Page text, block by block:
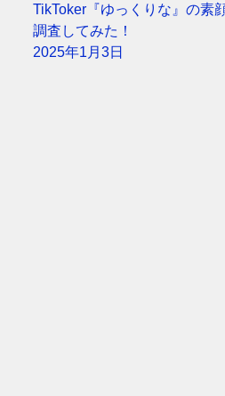
TikToker『ゆっくりな』の素
調査してみた！
2025年1月3日